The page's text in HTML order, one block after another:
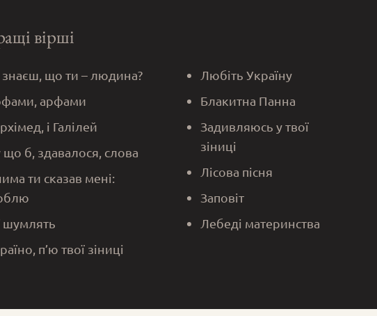
вірші
знаєш, що ти – людина?
арфами
і Галілей
що б, здавалося, слова
ти сказав мені:
шумлять
п’ю твої зіниці
Любіть Україну
Блакитна Панна
Задивляюсь у твої
зіниці
Лісова пісня
Заповіт
Лебеді материнства